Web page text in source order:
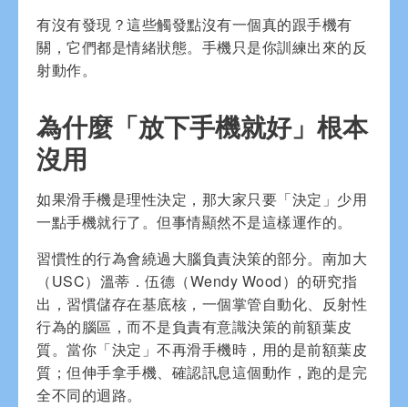
有沒有發現？這些觸發點沒有一個真的跟手機有
關，它們都是情緒狀態。手機只是你訓練出來的反
射動作。
為什麼「放下手機就好」根本
沒用
如果滑手機是理性決定，那大家只要「決定」少用
一點手機就行了。但事情顯然不是這樣運作的。
習慣性的行為會繞過大腦負責決策的部分。南加大
（USC）溫蒂．伍德（Wendy Wood）的研究指
出，習慣儲存在基底核，一個掌管自動化、反射性
行為的腦區，而不是負責有意識決策的前額葉皮
質。當你「決定」不再滑手機時，用的是前額葉皮
質；但伸手拿手機、確認訊息這個動作，跑的是完
全不同的迴路。